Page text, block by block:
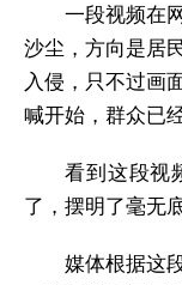
一段视频在
沙尘，方向是居
入侵，只不过画
喊开始，群众已
看到这段视
了，摆明了毫无
媒体根据这